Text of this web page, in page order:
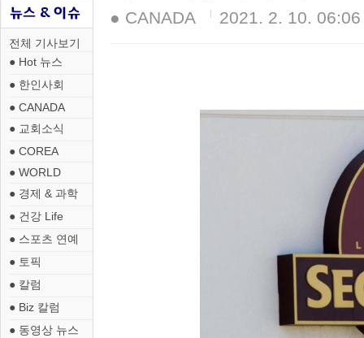
전체 기사보기
● Hot 뉴스
● 한인사회
● CANADA
● 교회소식
● COREA
● WORLD
● 경제 & 과학
● 건강 Life
● 스포츠 연예
● 토픽
● 칼럼
● Biz 칼럼
● 동영상 뉴스
● CANADA 2021. 2. 10. 06:06